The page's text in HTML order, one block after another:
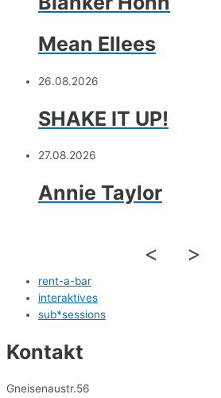
Mean Ellees
26.08.2026
SHAKE IT UP!
27.08.2026
Annie Taylor
< >
rent-a-bar
interaktives
sub*sessions
Kontakt
Gneisenaustr.56